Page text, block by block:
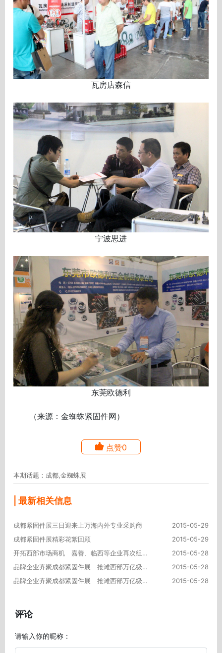
瓦房店森信
宁波思进
东莞欧德利
（来源：金蜘蛛紧固件网）
点赞0
本期话题：成都,金蜘蛛展
| 最新相关信息
成都紧固件展三日迎来上万海内外专业采购商
2015-05-29
成都紧固件展精彩花絮回顾
2015-05-29
开拓西部市场商机 嘉善、临西等企业再次组团亮相成都展
2015-05-28
品牌企业齐聚成都紧固件展 抢滩西部万亿级市场（三）
2015-05-28
品牌企业齐聚成都紧固件展 抢滩西部万亿级市场（二）
2015-05-28
评论
请输入你的昵称：